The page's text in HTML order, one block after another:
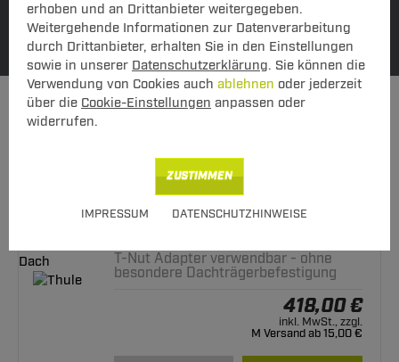
erhoben und an Drittanbieter weitergegeben.
Weitergehende Informationen zur Datenverarbeitung
durch Drittanbieter, erhalten Sie in den Einstellungen
sowie in unserer Datenschutzerklärung. Sie können die
Verwendung von Cookies auch ablehnen oder jederzeit
über die Cookie-Einstellungen anpassen oder
widerrufen.
IMPRESSUM DATENSCHUTZHINWEISE
ZUSTIMMEN
SUCHE Meine Fahrzeuge
Dachträger Dachträger Aluminium
Dachträger Aluminium
DT Thule SlideBar f. normales
T-Nut Adapter verwendbar - ohne
besondere Dachträgerbefestigung
418,00 €
inkl. MwSt., zzgl.
M Versand ab 15,00 €